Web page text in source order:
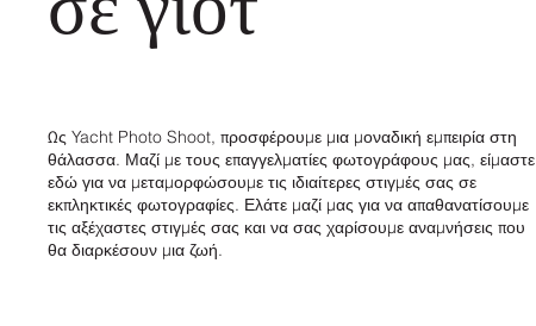
Ως Yacht Photo Shoot, προσφέρουμε μια μοναδική εμπειρία στη
θάλασσα. Μαζί με τους επαγγελματίες φωτογράφους μας, είμαστε
εδώ για να μεταμορφώσουμε τις ιδιαίτερες στιγμές σας σε
εκπληκτικές φωτογραφίες. Ελάτε μαζί μας για να απαθανατίσουμε
τις αξέχαστες στιγμές σας και να σας χαρίσουμε αναμνήσεις που
θα διαρκέσουν μια ζωή.